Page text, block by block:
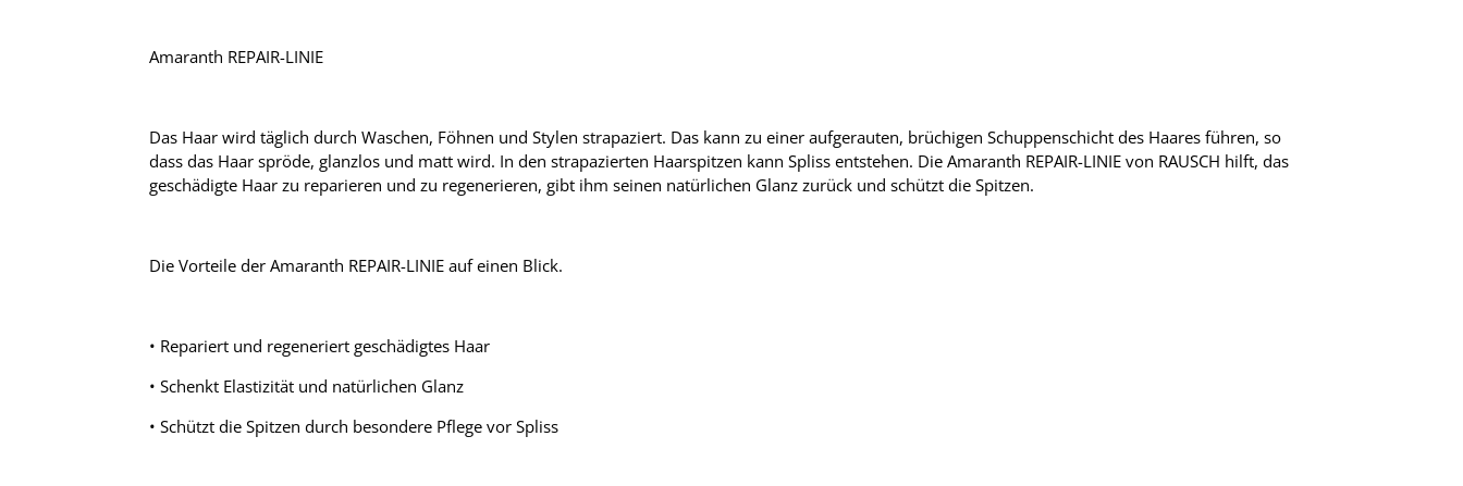
Amaranth REPAIR-LINIE
Das Haar wird täglich durch Waschen, Föhnen und Stylen strapaziert. Das kann zu einer aufgerauten, brüchigen Schuppenschicht des Haares führen, so
dass das Haar spröde, glanzlos und matt wird. In den strapazierten Haarspitzen kann Spliss entstehen. Die Amaranth REPAIR-LINIE von RAUSCH hilft, das
geschädigte Haar zu reparieren und zu regenerieren, gibt ihm seinen natürlichen Glanz zurück und schützt die Spitzen.
Die Vorteile der Amaranth REPAIR-LINIE auf einen Blick.
• Repariert und regeneriert geschädigtes Haar
• Schenkt Elastizität und natürlichen Glanz
• Schützt die Spitzen durch besondere Pflege vor Spliss